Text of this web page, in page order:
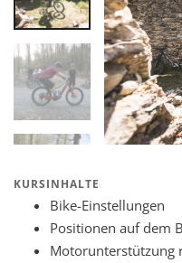
KURSINHALTE
Bike-Einstellungen
Positionen auf dem
Motorunterstützung